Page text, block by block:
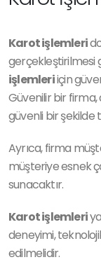
Karot işlemleri
gerçekleştirilmesi
işlemleriiçin
Güvenilir bir firma,
güvenli bir
Ayrıca, firma
müşteriye esnek
sunacaktır.
Karot işlemleri
deneyimi,
edilmelidir.